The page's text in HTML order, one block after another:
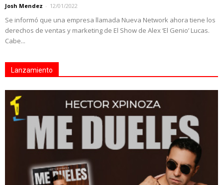
Josh Mendez - 12/01/2022
Se informó que una empresa llamada Nueva Network ahora tiene los
derechos de ventas y marketing de El Show de Alex ‘El Genio’ Lucas.
Cabe...
Lanzamiento